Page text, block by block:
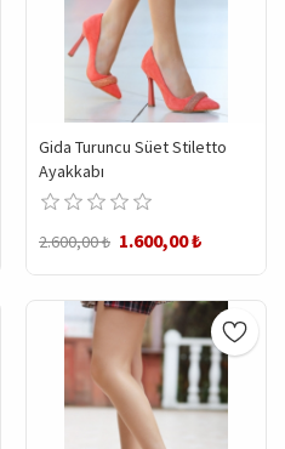
Gida Turuncu Süet Stiletto
Ayakkabı
2.600,00 ₺ 1.600,00 ₺